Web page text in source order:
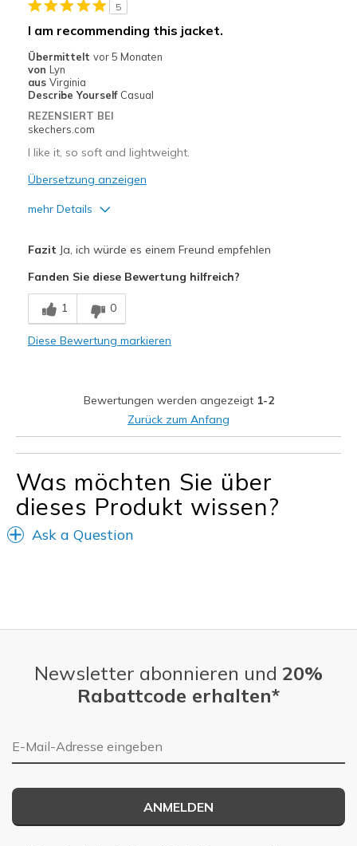
Geeignete Verwendung
Travel
Width
Sizing
View On Shoes
I'm Into Shoes
5
I am recommending this jacket.
Übermittelt vor 5 Monaten
von Lyn
aus Virginia
Describe Yourself Casual
REZENSIERT BEI
skechers.com
I like it, so soft and lightweight.
Übersetzung anzeigen
mehr Details
Comfortable
Nachteile
Haven't wear it yet
Casual Wear
Going Out
Width
Feels true to width
Fazit Ja, ich würde es einem Freund empfehlen
Fanden Sie diese Bewertung hilfreich?
1 0
Diese Bewertung markieren
Bewertungen werden angezeigt 1-2
Zurück zum Anfang
Was möchten Sie über
dieses Produkt wissen?
Ask a Question
Newsletter abonnieren und 20%
Rabattcode erhalten*
E-Mail-Adresse
ANMELDEN